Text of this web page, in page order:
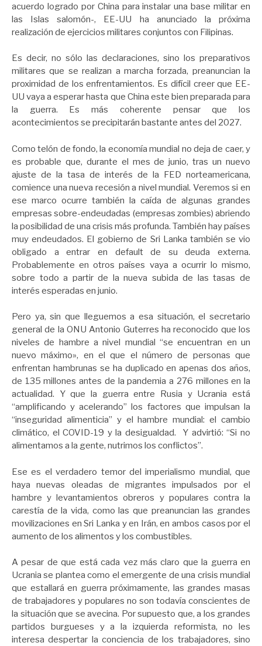
acuerdo logrado por China para instalar una base militar en
las Islas salomón-, EE-UU ha anunciado la próxima
realización de ejercicios militares conjuntos con Filipinas.
Es decir, no sólo las declaraciones, sino los preparativos
militares que se realizan a marcha forzada, preanuncian la
proximidad de los enfrentamientos. Es difícil creer que EE-
UU vaya a esperar hasta que China este bien preparada para
la guerra. Es más coherente pensar que los
acontecimientos se precipitarán bastante antes del 2027.
Como telón de fondo, la economía mundial no deja de caer, y
es probable que, durante el mes de junio, tras un nuevo
ajuste de la tasa de interés de la FED norteamericana,
comience una nueva recesión a nivel mundial. Veremos si en
ese marco ocurre también la caída de algunas grandes
empresas sobre-endeudadas (empresas zombies) abriendo
la posibilidad de una crisis más profunda. También hay países
muy endeudados. El gobierno de Sri Lanka también se vio
obligado a entrar en default de su deuda externa.
Probablemente en otros países vaya a ocurrir lo mismo,
sobre todo a partir de la nueva subida de las tasas de
interés esperadas en junio.
Pero ya, sin que lleguemos a esa situación, el secretario
general de la ONU Antonio Guterres ha reconocido que los
niveles de hambre a nivel mundial “se encuentran en un
nuevo máximo», en el que el número de personas que
enfrentan hambrunas se ha duplicado en apenas dos años,
de 135 millones antes de la pandemia a 276 millones en la
actualidad. Y que la guerra entre Rusia y Ucrania está
“amplificando y acelerando” los factores que impulsan la
“inseguridad alimenticia” y el hambre mundial: el cambio
climático, el COVID-19 y la desigualdad. Y advirtió: “Si no
alimentamos a la gente, nutrimos los conflictos”.
Ese es el verdadero temor del imperialismo mundial, que
haya nuevas oleadas de migrantes impulsados por el
hambre y levantamientos obreros y populares contra la
carestía de la vida, como las que preanuncian las grandes
movilizaciones en Sri Lanka y en Irán, en ambos casos por el
aumento de los alimentos y los combustibles.
A pesar de que está cada vez más claro que la guerra en
Ucrania se plantea como el emergente de una crisis mundial
que estallará en guerra próximamente, las grandes masas
de trabajadores y populares no son todavía conscientes de
la situación que se avecina. Por supuesto que, a los grandes
partidos burgueses y a la izquierda reformista, no les
interesa despertar la conciencia de los trabajadores, sino